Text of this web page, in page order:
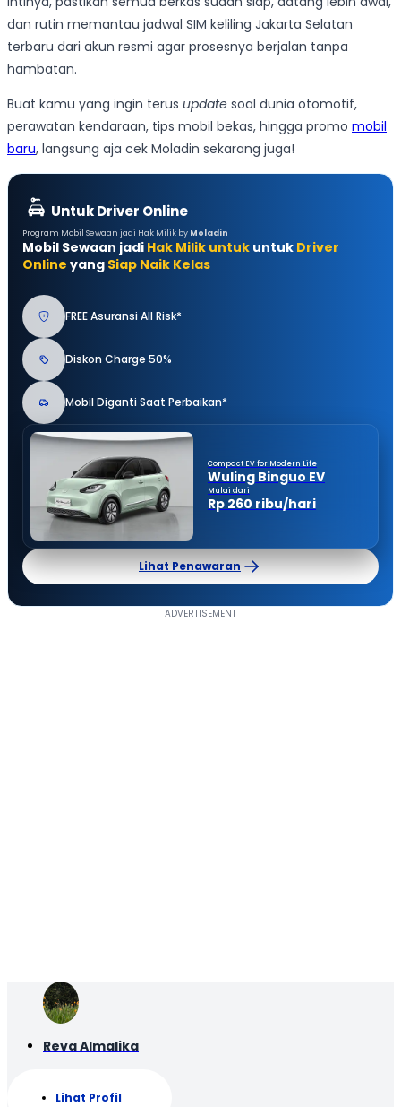
dan rutin memantau jadwal SIM keliling Jakarta Selatan
terbaru dari akun resmi agar prosesnya berjalan tanpa
hambatan.
Buat kamu yang ingin terus update soal dunia otomotif,
perawatan kendaraan, tips mobil bekas, hingga promo mobil
baru, langsung aja cek Moladin sekarang juga!
Untuk Driver Online
Program Mobil Sewaan jadi Hak Milik by Moladin
Mobil Sewaan jadi Hak Milik untuk untuk Driver
Online yang Siap Naik Kelas
FREE Asuransi All Risk*
Diskon Charge 50%
Mobil Diganti Saat Perbaikan*
Compact EV for Modern Life
Wuling Binguo EV
Mulai dari
Rp 260 ribu/hari
Lihat Penawaran
Reva Almalika
Lihat Profil